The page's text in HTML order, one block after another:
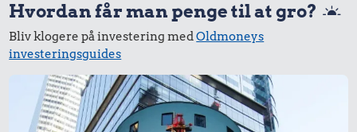
Hvordan får man penge til at gro?
Bliv klogere på investering medOldmoneys
investeringsguides